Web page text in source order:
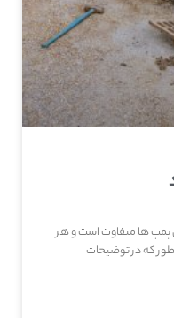
پمپ ها متفاوت است و هر
که در توضیحات